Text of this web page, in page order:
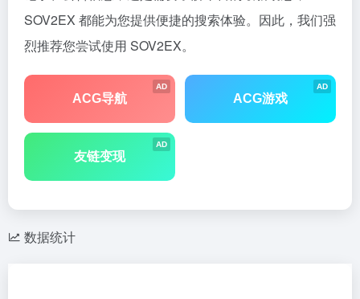
SOV2EX 都能为您提供便捷的搜索体验。因此，我们强
烈推荐您尝试使用 SOV2EX。
AD
ACG导航
AD
ACG游戏
AD
友链变现
数据统计